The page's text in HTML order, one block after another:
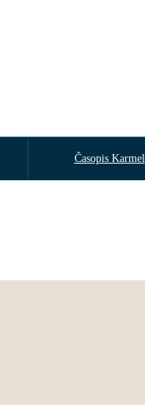
Časopis Karmel